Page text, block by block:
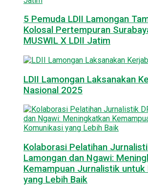
5 Pemuda LDII Lamongan
Kolosal Pertempuran
MUSWIL X LDII Jatim
LDII Lamongan Laksanakan
Nasional 2025
Kolaborasi Pelatihan
Lamongan dan Ngawi:
Kemampuan Jurnalistik untuk
yang Lebih Baik